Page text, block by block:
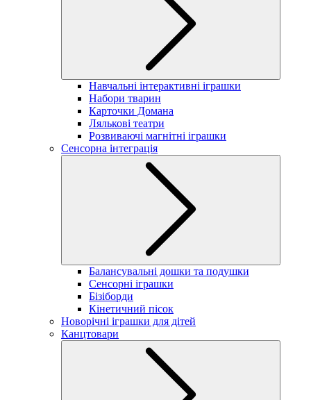
Навчальні інтерактивні іграшки
Набори тварин
Карточки Домана
Лялькові театри
Розвиваючі магнітні іграшки
Сенсорна інтеграція
Балансувальні дошки та подушки
Сенсорні іграшки
Бізіборди
Кінетичний пісок
Новорічні іграшки для дітей
Канцтовари